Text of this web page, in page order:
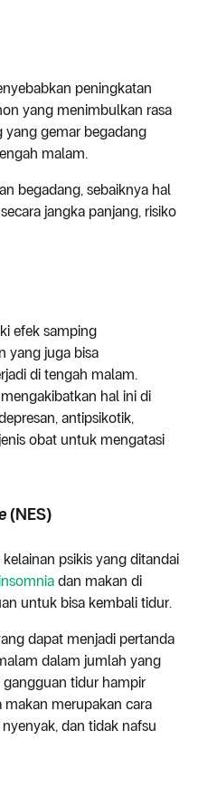
peningkatan
yang menimbulkan rasa
yang gemar begadang
malam.
begadang, sebaiknya hal
jangka panjang, risiko
efek samping
yang juga bisa
di tengah malam.
hal ini di
antipsikotik,
obat untuk mengatasi
(NES)
psikis yang ditandai
dan makan di
untuk bisa kembali tidur.
dapat menjadi pertanda
dalam jumlah yang
tidur hampir
makan merupakan cara
dan tidak nafsu